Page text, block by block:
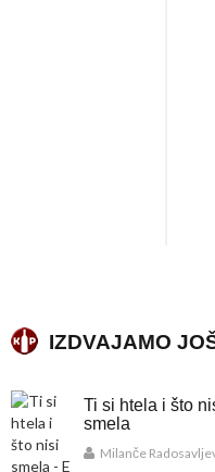
IZDVAJAMO
Ti si htela i što
smela
Milanče